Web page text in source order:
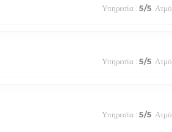
Υπηρεσία: 5/5
Υπηρεσία: 5/5
Υπηρεσία: 5/5